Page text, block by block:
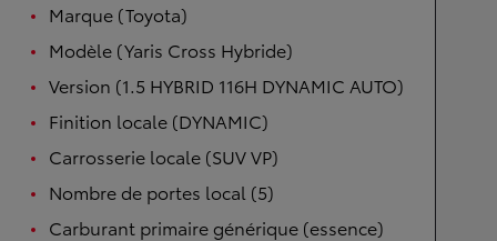
Marque (Toyota)
Modèle (Yaris Cross Hybride)
Version (1.5 HYBRID 116H DYNAMIC AUTO)
Finition locale (DYNAMIC)
Carrosserie locale (SUV VP)
Nombre de portes local (5)
Carburant primaire générique (essence)